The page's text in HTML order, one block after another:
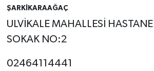
ŞARKİKARAAĞAÇ
ULVİKALE MAHALLESİ
SOKAK NO:2
02464114441